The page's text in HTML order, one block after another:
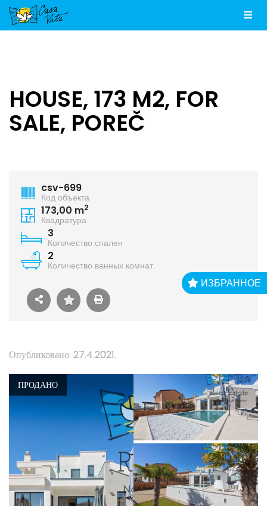
ИЗБРАННОЕ
HOUSE, 173 M2, FOR
SALE, POREČ
csv-699
Код объекта
173,00 m2
Квадратура
3
Количество спален
2
Количество ванных комнат
Опубликовано: 27.4.2021.
ПРОДАНО